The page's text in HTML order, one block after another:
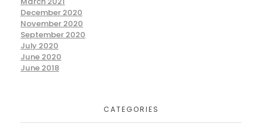
December 2020
November 2020
September 2020
July 2020
June 2020
June 2018
CATEGORIES